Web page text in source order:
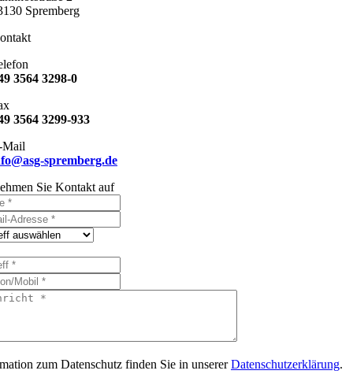
Spremberg
3564 3298-0
3564 3299-933
Mail
spremberg.de
Sie Kontakt auf
zum Datenschutz finden Sie in unsererDatenschutzerklärung.